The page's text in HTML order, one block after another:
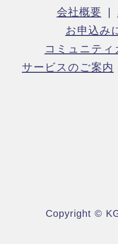
会社概要
お申込み
コミュニテ
サービスのご案内
Copyright ©